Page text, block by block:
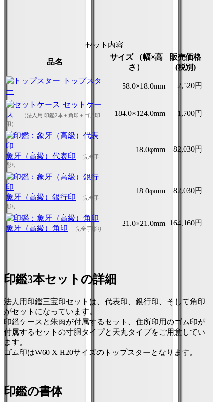
セット内容
品名
サイズ （幅×高
さ）
販売価格
(税別)
トップスタ
ー
58.0×18.0mm 2,520円
セットケー
ス
（法人用 印鑑2本＋角印＋ゴム印
用）
184.0×124.0mm 1,700円
象牙（高級）代表印
完全手
彫り
18.0φmm 82,030円
象牙（高級）銀行印
完全手
彫り
18.0φmm 82,030円
象牙（高級）角印 完全手彫り
21.0×21.0mm 164,160円
印鑑3本セットの詳細
法人用印鑑三宝印セットは、代表印、銀行印、そして角印
がセットになっています。
印鑑ケースと朱肉が付属するセット、住所印用のゴム印が
付属するセットの寸胴タイプと天丸タイプをご用意してい
ます。
ゴム印はW60 X H20サイズのトップスターとなります。
印鑑の書体